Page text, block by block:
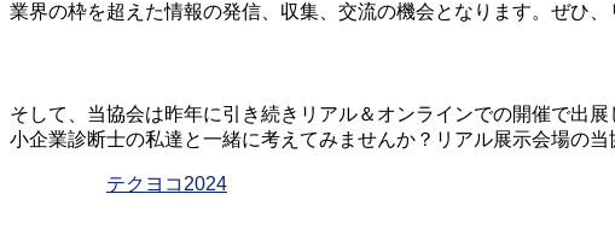
業界の枠を超えた情報の発信、収集、交流の機会となります。ぜひ
そして、当協会は昨年に引き続きリアル＆オンラインでの開催で出展
小企業診断士の私達と一緒に考えてみませんか？リアル展示会場の当
テクヨコ2024